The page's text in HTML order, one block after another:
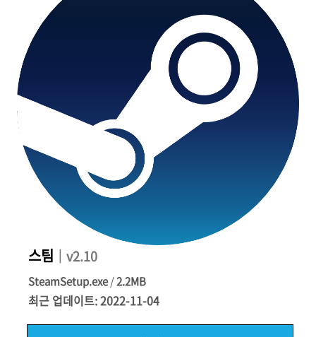
스팀 ｜v2.10
SteamSetup.exe/2.2MB
최근 업데이트: 2022-11-04